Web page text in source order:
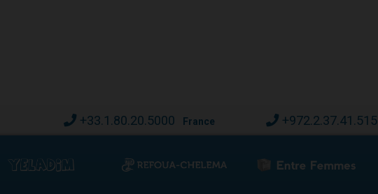
+33.1.80.20.5000 France +972.2.37.41.515